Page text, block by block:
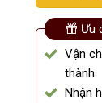
Ưu
Vận
thành
Nhận